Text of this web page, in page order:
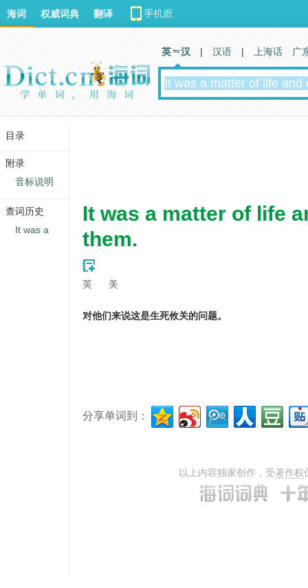
It was a matter of life
them.
英 美
对他们来说这是生死攸关的问题。
分享单词到：
以上内容独家创作，受著作权
海词 权威词典 翻译
英 汉 | 汉语 | 上海话 广
目录
附录
音标说明
查词历史
It was a